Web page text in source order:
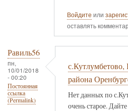
Войдите или
оставлять
Равиль56
пн,
10/01/2018
- 00:20
Постоянная
ссылка
(Permalink)
с.Кутлумбетово,
района
Нет данных по
очень старое.